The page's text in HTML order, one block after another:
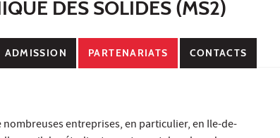
DES SOLIDES (MS2)
ADMISSION PARTENARIATS CONTACTS
entreprises, en particulier, en Ile-de-